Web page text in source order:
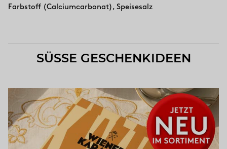
Farbstoff (Calciumcarbonat), Speisesalz
SÜSSE GESCHENKIDEEN